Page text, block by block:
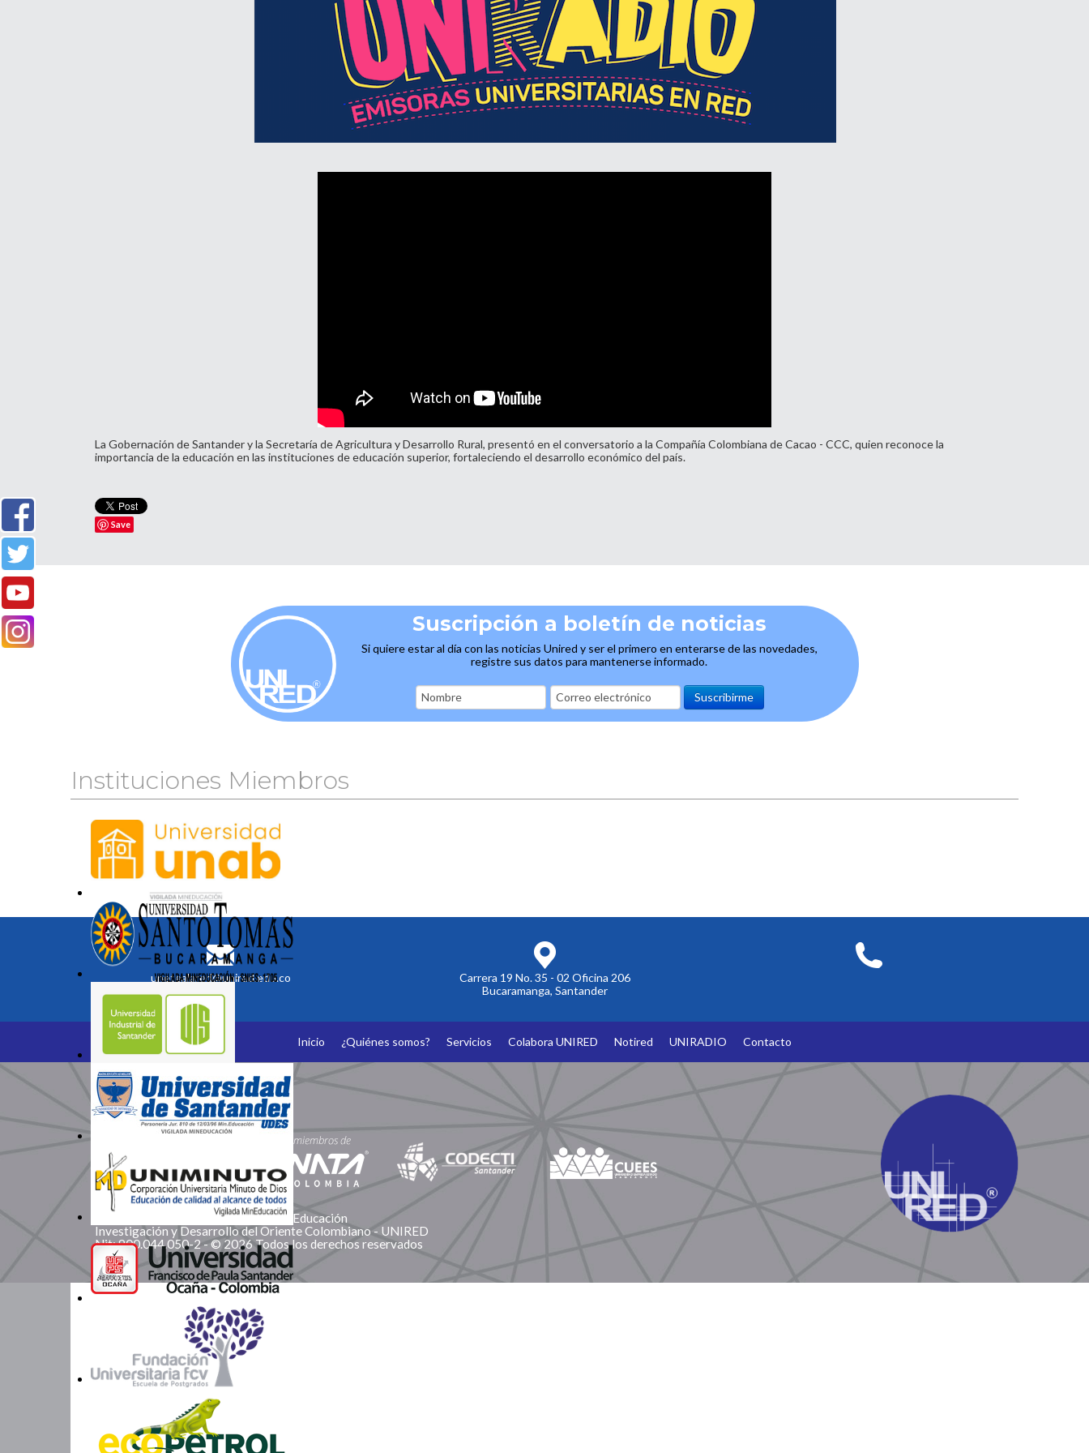
Divulgación
Agenda U
UNIRED online
UNIRED v-Library
La Gobernación de Santander y la Secretaría de Agricultura y Desarrollo Rural, presentó en el conversatorio a la Compañía Colombiana de Cacao - CCC, quien reconoce la
importancia de la educación en las instituciones de educación superior, fortaleciendo el desarrollo económico del país.
Save
Suscripción a boletín de noticias
Si quiere estar al día con las noticias Unired y ser el primero en enterarse de las novedades,
registre sus datos para mantenerse informado.
Instituciones Miembros
unetealared@unired.edu.co
Carrera 19 No. 35 - 02 Oficina 206
Bucaramanga, Santander
Inicio ¿Quiénes somos? Servicios Colabora UNIRED Notired UNIRADIO Contacto
Somos Miembros
Corporación Red de Instituciones de Educación
Investigación y Desarrollo del Oriente Colombiano - UNIRED
Nit: 900.044.050-2 - © 2026 Todos los derechos reservados